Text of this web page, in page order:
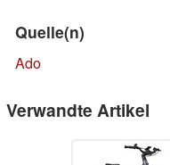
Quelle(n)
Ado
Verwandte Artikel